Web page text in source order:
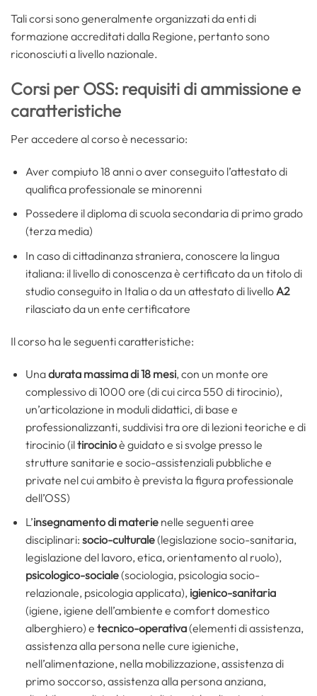
Tali corsi sono generalmente organizzati da enti di
formazione accreditati dalla Regione, pertanto sono
riconosciuti a livello nazionale.
Corsi per OSS: requisiti di ammissione e
caratteristiche
Per accedere al corso è necessario:
Aver compiuto 18 anni o aver conseguito l’attestato di
qualifica professionale se minorenni
Possedere il diploma di scuola secondaria di primo grado
(terza media)
In caso di cittadinanza straniera, conoscere la lingua
italiana: il livello di conoscenza è certificato da un titolo di
studio conseguito in Italia o da un attestato di livello A2
rilasciato da un ente certificatore
Il corso ha le seguenti caratteristiche:
Unadurata massima di 18 mesi, con un monte ore
complessivo di 1000 ore (di cui circa 550 di tirocinio),
un’articolazione in moduli didattici, di base e
professionalizzanti, suddivisi tra ore di lezioni teoriche e di
tirocinio (iltirocinioè guidato e si svolge presso le
strutture sanitarie e socio-assistenziali pubbliche e
private nel cui ambito è prevista la figura professionale
dell’OSS)
L’insegnamento di materienelle seguenti aree
disciplinari: socio-culturale(legislazione socio-sanitaria,
legislazione del lavoro, etica, orientamento al ruolo),
psicologico-sociale(sociologia, psicologia socio-
relazionale, psicologia applicata), igienico-sanitaria
(igiene, igiene dell’ambiente e comfort domestico
alberghiero) e tecnico-operativa(elementi di assistenza,
assistenza alla persona nelle cure igieniche,
nell’alimentazione, nella mobilizzazione, assistenza di
primo soccorso, assistenza alla persona anziana,